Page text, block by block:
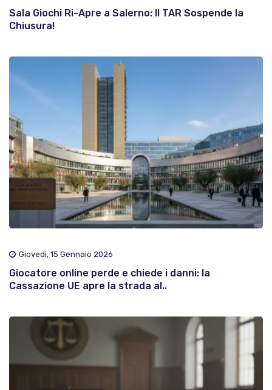
Sala Giochi Ri-Apre a Salerno: Il TAR Sospende la
Chiusura!
Giovedì, 15 Gennaio 2026
Giocatore online perde e chiede i danni: la
Cassazione UE apre la strada al..